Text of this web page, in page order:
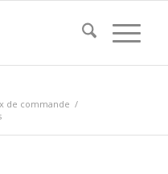
de commande /